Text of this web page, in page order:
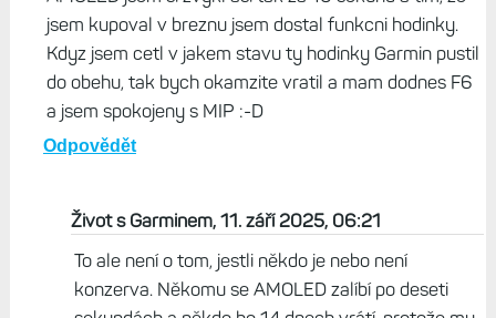
Tak ja si jel jako zaryta konzerva v breznu do obchodu
pro Enduro 3 a odjizdel jsem s F8 51mm AMOLED.
Predtim jsem mel F6 47mm a AMOLED a 51mm?
Tomu jsem se vzdycky smal. No nedalo mi to a rikam
si, ze kdyz uz jsou tady vystavene, dam ty AMOLED
nesmysly na ruku ... no hned jsem se rozhodl a Endura
uzasne tenka a sedi na ruce fakt nejlip ze vsech
AMOLED jsem si zvykl asi tak za 10 sekund a tim, ze
jsem kupoval v breznu jsem dostal funkcni hodinky.